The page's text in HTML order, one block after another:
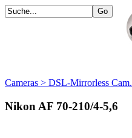
Cameras > DSL-Mirrorless Cam.
Nikon AF 70-210/4-5,6